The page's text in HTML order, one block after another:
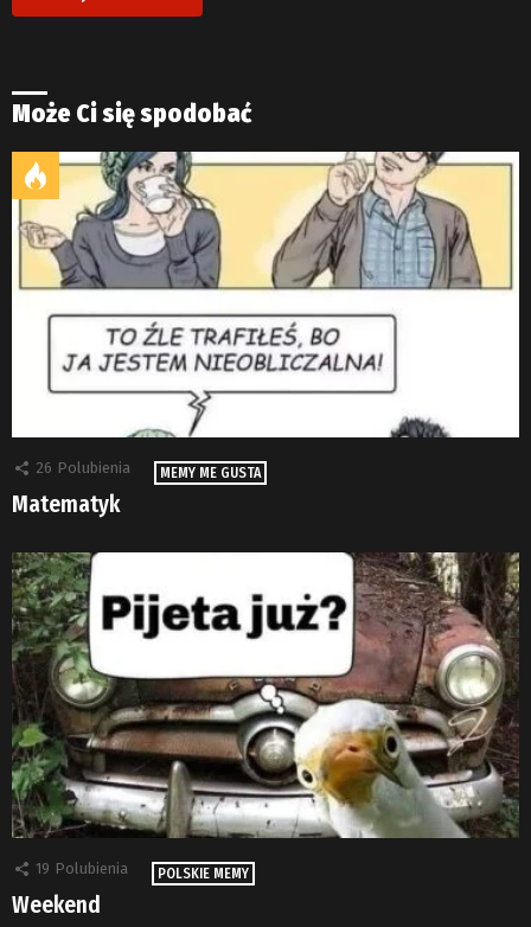
Może Ci się spodobać
26 Polubienia MEMY ME GUSTA
Matematyk
19 Polubienia POLSKIE MEMY
Weekend